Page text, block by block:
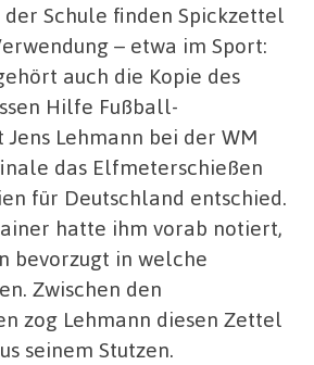
Schule finden Spickzettel
– etwa im Sport:
auch die Kopie des
Hilfe Fußball-
Lehmann bei der WM
das Elfmeterschießen
für Deutschland entschied.
hatte ihm vorab notiert,
bevorzugt in welche
Zwischen den
zog Lehmann diesen Zettel
seinem Stutzen.